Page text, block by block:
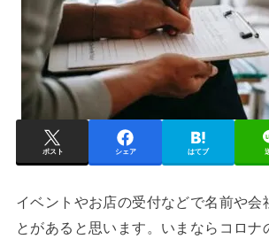
ポスト シェア はてブ
イベントやお店の受付などで名前や会
とがあると思います。いまならコロナ